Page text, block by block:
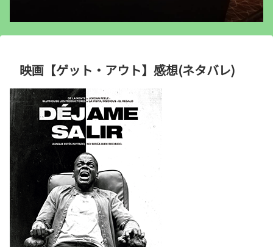
映画【ゲット・アウト】感想(ネタバレ)